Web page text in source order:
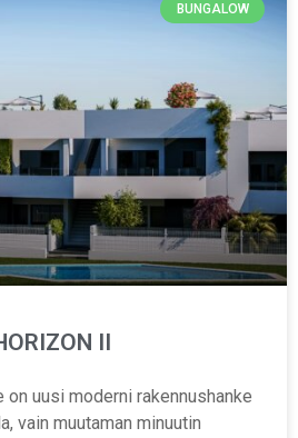
BUNGALOW
II
on uusi moderni rakennushanke
vain muutaman minuutin